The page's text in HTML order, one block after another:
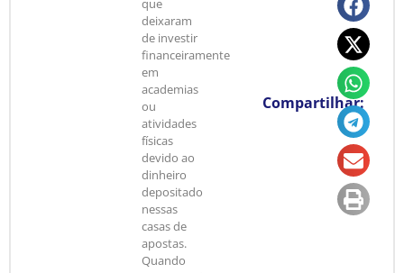
que
deixaram
de investir
financeiramente
em
academias
ou
atividades
físicas
devido ao
dinheiro
depositado
nessas
casas de
apostas.
Quando
Compartilhar: